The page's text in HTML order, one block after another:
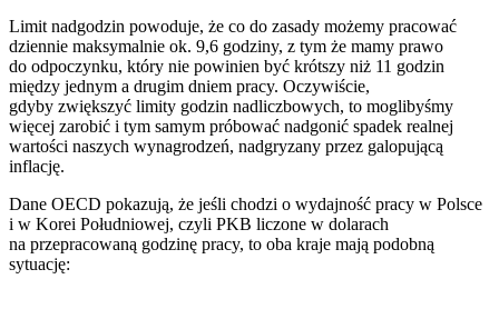
Limit nadgodzin powoduje, że co do zasady możemy pracować
dziennie maksymalnie ok. 9,6 godziny, z tym że mamy prawo
do odpoczynku, który nie powinien być krótszy niż 11 godzin
między jednym a drugim dniem pracy. Oczywiście,
gdyby zwiększyć limity godzin nadliczbowych, to moglibyśmy
więcej zarobić i tym samym próbować nadgonić spadek realnej
wartości naszych wynagrodzeń, nadgryzany przez galopującą
inflację.
Dane OECD pokazują, że jeśli chodzi o wydajność pracy w Polsce
i w Korei Południowej, czyli PKB liczone w dolarach
na przepracowaną godzinę pracy, to oba kraje mają podobną
sytuację: